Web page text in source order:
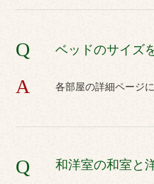
Q ベッドのサイズ
A 各部屋の詳細ページ
Q
和洋室の和室と